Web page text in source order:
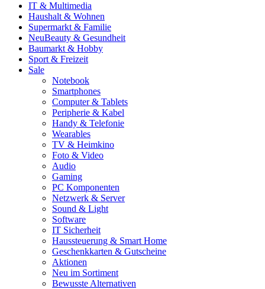
IT & Multimedia
Haushalt & Wohnen
Supermarkt & Familie
NeuBeauty & Gesundheit
Baumarkt & Hobby
Sport & Freizeit
Sale
Notebook
Smartphones
Computer & Tablets
Peripherie & Kabel
Handy & Telefonie
Wearables
TV & Heimkino
Foto & Video
Audio
Gaming
PC Komponenten
Netzwerk & Server
Sound & Light
Software
IT Sicherheit
Haussteuerung & Smart Home
Geschenkkarten & Gutscheine
Aktionen
Neu im Sortiment
Bewusste Alternativen